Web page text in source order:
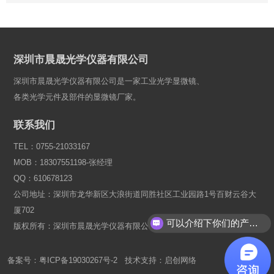
深圳市晨晟光学仪器有限公司
深圳市晨晟光学仪器有限公司是一家工业光学显微镜、
各类光学元件及部件的显微镜厂家。
联系我们
TEL：0755-21033167
MOB：18307551198-张经理
QQ：610678123
公司地址：深圳市龙华新区大浪街道同胜社区工业园路1号百财云谷大
厦702
版权所有：深圳市晨晟光学仪器有限公司
备案号： 粤ICP备19030267号-2 技术支持： 启创网络
可以介绍下你们的产品么？